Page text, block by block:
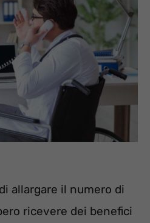
allargare il numero di
ricevere dei benefici